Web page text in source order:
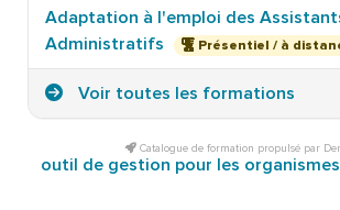
Adaptation à l'emploi des
Administratifs
Présentiel / à
Voir toutes les formations
Catalogue de formation propulsé par
outil de gestion pour les